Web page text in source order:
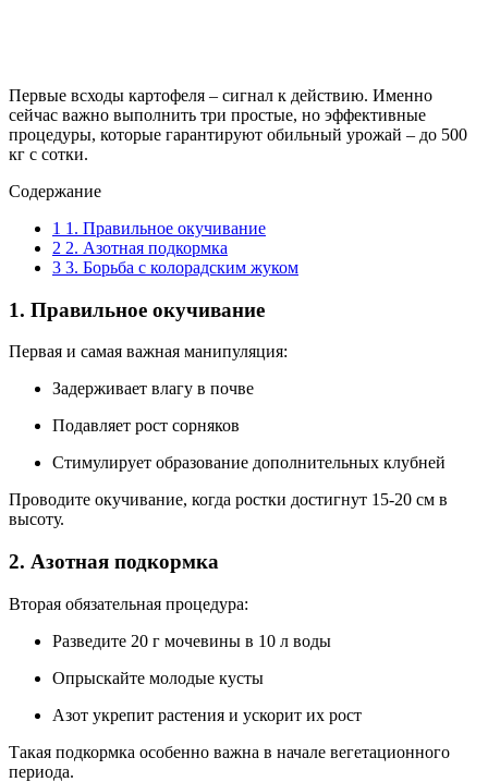
Первые всходы картофеля – сигнал к действию. Именно
сейчас важно выполнить три простые, но эффективные
процедуры, которые гарантируют обильный урожай – до 500
кг с сотки.
Содержание
1 1. Правильное окучивание
2 2. Азотная подкормка
3 3. Борьба с колорадским жуком
1. Правильное окучивание
Первая и самая важная манипуляция:
Задерживает влагу в почве
Подавляет рост сорняков
Стимулирует образование дополнительных клубней
Проводите окучивание, когда ростки достигнут 15-20 см в
высоту.
2. Азотная подкормка
Вторая обязательная процедура:
Разведите 20 г мочевины в 10 л воды
Опрыскайте молодые кусты
Азот укрепит растения и ускорит их рост
Такая подкормка особенно важна в начале вегетационного
периода.